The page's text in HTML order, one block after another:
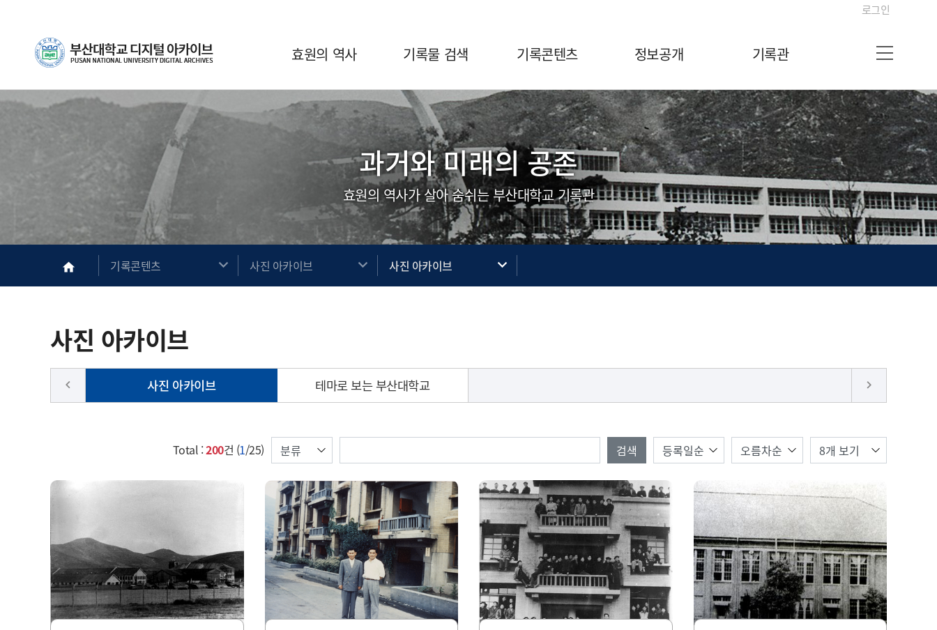
로그인
효원의 역사 기록물 검색 기록콘텐츠 정보공개 기록관 사이트맵
과거와 미래의 공존
효원의 역사가 살아 숨쉬는 부산대학교 기록관
home 기록콘텐츠 사진 아카이브 사진 아카이브
사진 아카이브
사진 아카이브 테마로 보는 부산대학교
keyboard_arrow_left keyboard_arrow_right
Total :200건 (1/25) 검색컬럼 검색 한번에 보여질 게시물 갯수